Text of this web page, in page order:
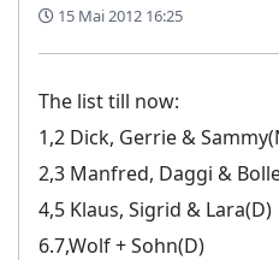
15 Mai 2012 16:25
The list till now:
1,2 Dick, Gerrie &
2,3 Manfred, Daggi &
4,5 Klaus, Sigrid & Lara(D)
6.7,Wolf + Sohn(D)